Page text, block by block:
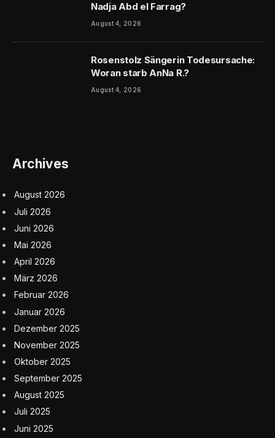
Nadja Abd el Farrag?
August 4, 2026
Rosenstolz Sängerin Todesursache:
Woran starb AnNa R.?
August 4, 2026
Archives
August 2026
Juli 2026
Juni 2026
Mai 2026
April 2026
März 2026
Februar 2026
Januar 2026
Dezember 2025
November 2025
Oktober 2025
September 2025
August 2025
Juli 2025
Juni 2025